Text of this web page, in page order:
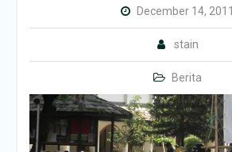
December 14, 2011
stain
Berita